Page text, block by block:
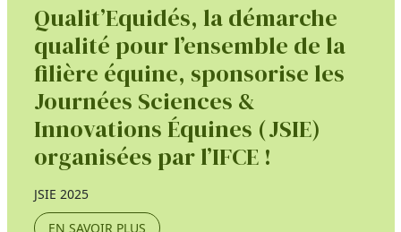
Qualit’Equidés, la démarche
qualité pour l’ensemble de la
filière équine, sponsorise les
Journées Sciences &
Innovations Équines (JSIE)
organisées par l’IFCE !
JSIE 2025
EN SAVOIR PLUS